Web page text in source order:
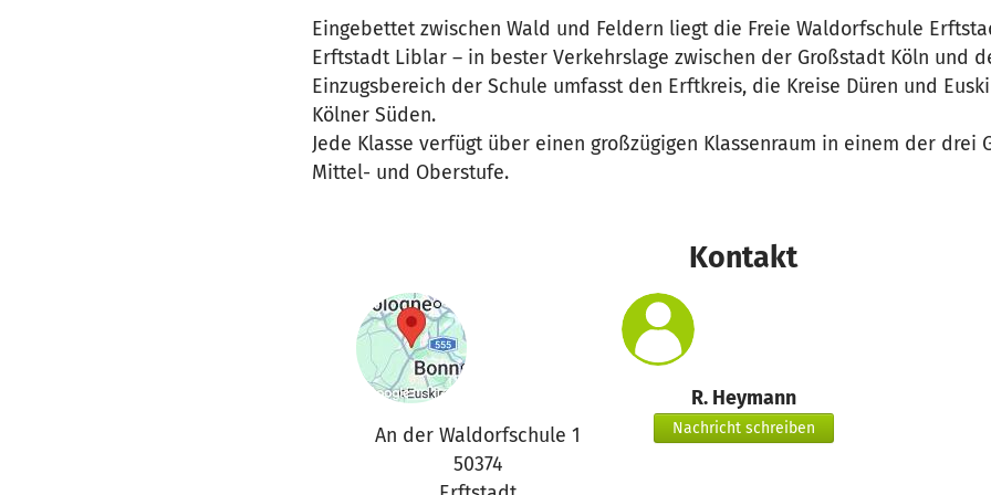
Eingebettet zwischen Wald und Feldern liegt die Freie Waldorfschule
Erftstadt Liblar – in bester Verkehrslage zwischen der Großstadt Köln und
Einzugsbereich der Schule umfasst den Erftkreis, die Kreise Düren und
Kölner Süden.
Jede Klasse verfügt über einen großzügigen Klassenraum in einem der drei
Mittel- und Oberstufe.
Kontakt
An der Waldorfschule 1
50374
R. Heymann
Nachricht schreiben